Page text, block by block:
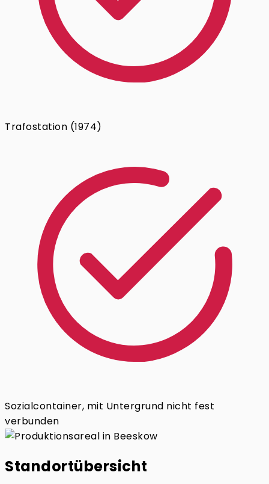
Trafostation (1974)
Sozialcontainer, mit Untergrund nicht fest
verbunden
Standortübersicht